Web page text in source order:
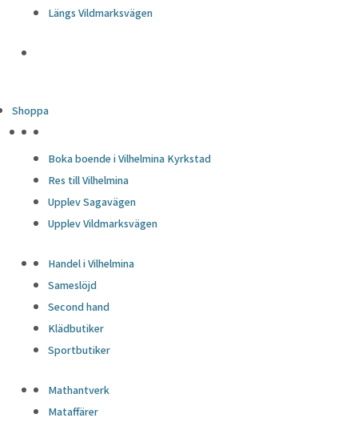
Längs Vildmarksvägen
Shoppa
Boka boende i Vilhelmina Kyrkstad
Res till Vilhelmina
Upplev Sagavägen
Upplev Vildmarksvägen
Handel i Vilhelmina
Sameslöjd
Second hand
Klädbutiker
Sportbutiker
Mathantverk
Mataffärer